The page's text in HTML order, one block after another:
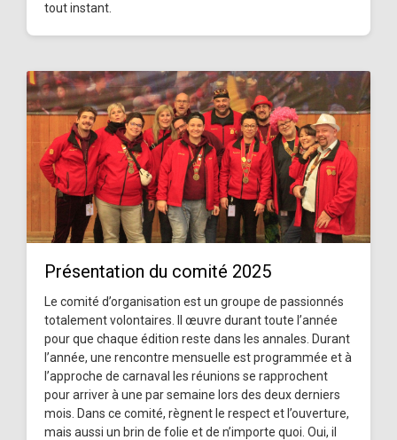
tout instant.
Présentation du comité 2025
Le comité d’organisation est un groupe de passionnés
totalement volontaires. Il œuvre durant toute l’année
pour que chaque édition reste dans les annales. Durant
l’année, une rencontre mensuelle est programmée et à
l’approche de carnaval les réunions se rapprochent
pour arriver à une par semaine lors des deux derniers
mois. Dans ce comité, règnent le respect et l’ouverture,
mais aussi un brin de folie et de n’importe quoi. Oui, il